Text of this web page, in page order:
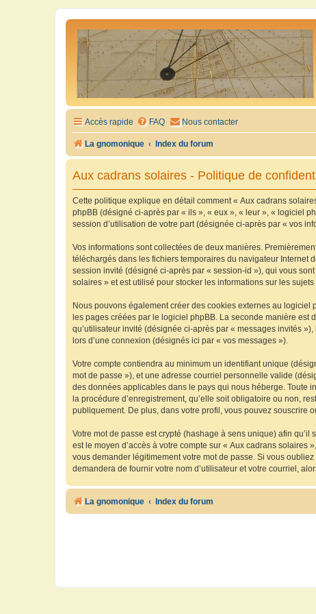
Accès rapide FAQ Nous contacter
La gnomonique Index du forum
Aux cadrans solaires - Politique de
Cette politique explique en détail comment « Aux cadrans
phpBB (désigné ci-après par « ils », « eux », « leur », « logiciel
session d’utilisation de votre part (désignée ci-après par « vos
Vos informations sont collectées de deux manières.
téléchargés dans les fichiers temporaires du navigateur Internet
session invité (désigné ci-après par « session-id »), qui vous
solaires » et est utilisé pour stocker les informations sur les
Nous pouvons également créer des cookies externes au
les pages créées par le logiciel phpBB. La seconde manière est
qu’utilisateur invité (désignée ci-après par « messages invités
lors d’une connexion (désignés ici par « vos messages »).
Votre compte contiendra au minimum un identifiant unique
mot de passe »), et une adresse courriel personnelle valide
des données applicables dans le pays qui nous héberge. Toute
la procédure d’enregistrement, qu’elle soit obligatoire ou non,
publiquement. De plus, dans votre profil, vous pouvez souscrire
Votre mot de passe est crypté (hashage à sens unique) afin
est le moyen d’accès à votre compte sur « Aux cadrans
vous demander légitimement votre mot de passe. Si vous
demandera de fournir votre nom d’utilisateur et votre courriel,
La gnomonique Index du forum